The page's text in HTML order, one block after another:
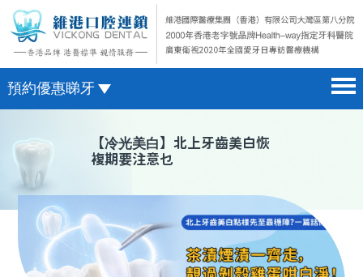
預約優惠睇牙
醫院簡介 hospital introduction
醫生介紹 doctor introduction
醫療新聞 medical news
種植牙 dental implant
微信預約
WhatsApp預約
【冷光美白】北上牙齒美白恢
複期要注意乜